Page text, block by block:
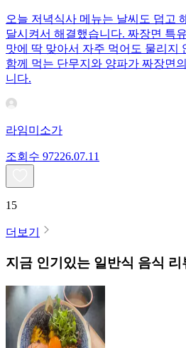
오늘 저녁식사 메뉴는 날씨도 덥고
달시켜서 해결했습니다. 짜장면 특
맛에 딱 맞아서 자주 먹어도 물리지
함께 먹는 단무지와 양파가 짜장면
니다.
라임미소가
조회수 97226.07.11
15
더보기
지금 인기있는 일반식 음식 리